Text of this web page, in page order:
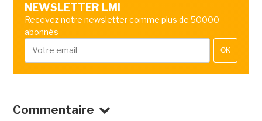
NEWSLETTER LMI
Recevez notre newsletter comme plus de 50000
abonnés
OK
Commentaire